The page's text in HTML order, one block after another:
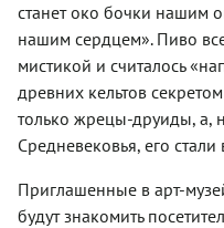
станет око бочки нашим
нашим сердцем». Пиво
мистикой и считалось
древних кельтов
только жрецы-друиды, а,
Средневековья, его
Приглашенные в арт-
будут знакомить